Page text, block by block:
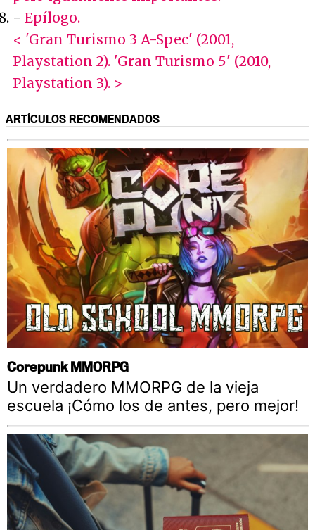
- Epílogo.
< 'Gran Turismo 3 A-Spec' (2001,
Playstation 2). 'Gran Turismo 5' (2010,
Playstation 3). >
ARTÍCULOS RECOMENDADOS
Corepunk MMORPG
Un verdadero MMORPG de la vieja
escuela ¡Cómo los de antes, pero mejor!